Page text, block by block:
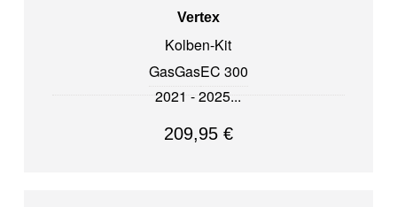
Vertex
Kolben-Kit
GasGasEC 300
2021 - 2025
209,95 €